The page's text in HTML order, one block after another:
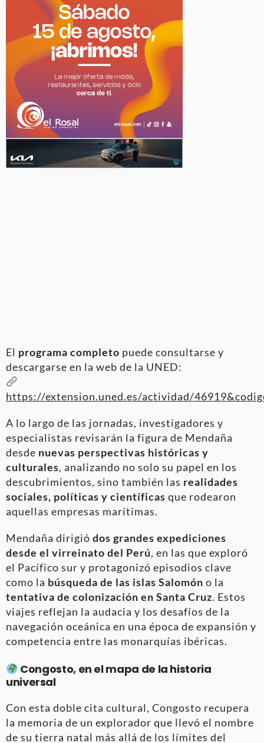
El programa completo puede consultarse y
descargarse en la web de la UNED:
https://extension.uned.es/actividad/
A lo largo de las jornadas, investigadores y
especialistas revisarán la figura de Mendaña
desde nuevas perspectivas históricas y
culturales, analizando no solo su papel en los
descubrimientos, sino también las realidades
sociales, políticas y científicas que rodearon
aquellas empresas marítimas.
Mendaña dirigió dos grandes expediciones
desde el virreinato del Perú, en las que exploró
el Pacífico sur y protagonizó episodios clave
como la búsqueda de las islas Salomón o la
tentativa de colonización en Santa Cruz. Estos
viajes reflejan la audacia y los desafíos de la
navegación oceánica en una época de expansión y
competencia entre las monarquías ibéricas.
Congosto, en el mapa de la historia
universal
Con esta doble cita cultural, Congosto recupera
la memoria de un explorador que llevó el nombre
de su tierra natal más allá de los límites del